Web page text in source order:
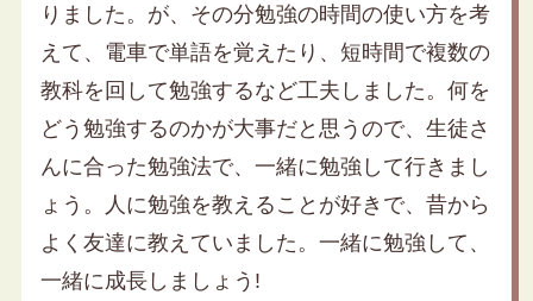
りました。が、その分勉強の時間の使い方を考
えて、電車で単語を覚えたり、短時間で複数の
教科を回して勉強するなど工夫しました。何を
どう勉強するのかが大事だと思うので、生徒さ
んに合った勉強法で、一緒に勉強して行きまし
ょう。人に勉強を教えることが好きで、昔から
よく友達に教えていました。一緒に勉強して、
一緒に成長しましょう!